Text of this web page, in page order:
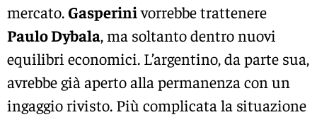
mercato.Gasperinivorrebbe trattenere
Paulo Dybala, ma soltanto dentro nuovi
equilibri economici. L’argentino, da parte sua,
avrebbe già aperto alla permanenza con un
ingaggio rivisto. Più complicata la situazione